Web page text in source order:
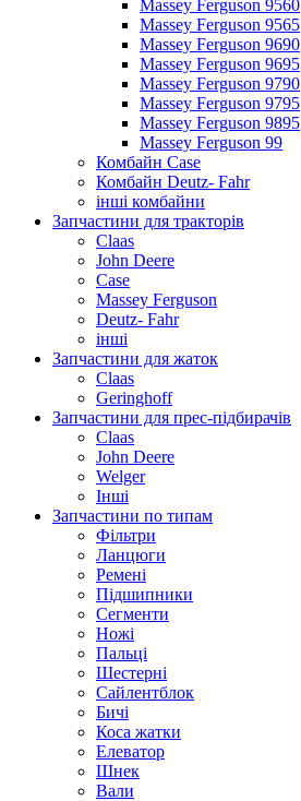
Massey Ferguson 9560
Massey Ferguson 9565
Massey Ferguson 9690
Massey Ferguson 9695
Massey Ferguson 9790
Massey Ferguson 9795
Massey Ferguson 9895
Massey Ferguson 99
Комбайн Case
Комбайн Deutz- Fahr
інші комбайни
Запчастини для тракторів
Claas
John Deere
Case
Massey Ferguson
Deutz- Fahr
інші
Запчастини для жаток
Claas
Geringhoff
Запчастини для прес-підбирачів
Claas
John Deere
Welger
Інші
Запчастини по типам
Фільтри
Ланцюги
Ремені
Підшипники
Сегменти
Ножі
Пальці
Шестерні
Сайлентблок
Бичі
Коса жатки
Елеватор
Шнек
Вали